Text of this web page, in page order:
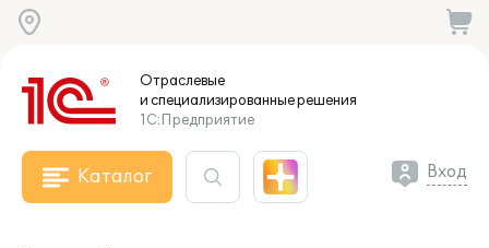
Отраслевые
и специализированныерешения
1С:Предприятие
Каталог Вход